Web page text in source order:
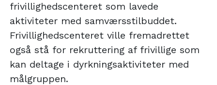
frivillighedscenteret som lavede
aktiviteter med samværsstilbuddet.
Frivillighedscenteret ville fremadrettet
også stå for rekruttering af frivillige som
kan deltage i dyrkningsaktiviteter med
målgruppen.